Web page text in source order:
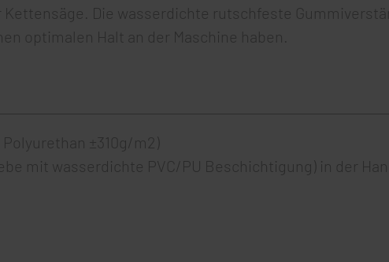
Die wasserdichte rutschfeste
optimalen Halt an der Maschine haben.
±310g/m2)
mit wasserdichte PVC/PU Beschichtigung) in der